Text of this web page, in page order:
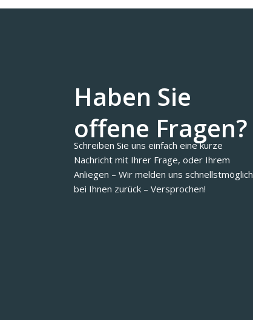
Haben Sie
offene Fragen?
Schreiben Sie uns einfach eine kurze
Nachricht mit Ihrer Frage, oder Ihrem
Anliegen – Wir melden uns schnellstmöglich
bei Ihnen zurück – Versprochen!